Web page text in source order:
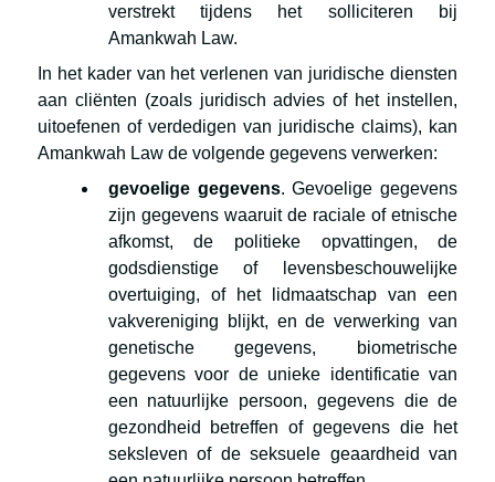
verstrekt tijdens het solliciteren bij
Amankwah Law.
In het kader van het verlenen van juridische diensten
aan cliënten (zoals juridisch advies of het instellen,
uitoefenen of verdedigen van juridische claims), kan
Amankwah Law de volgende gegevens verwerken:
gevoelige gegevens. Gevoelige gegevens
zijn gegevens waaruit de raciale of etnische
afkomst, de politieke opvattingen, de
godsdienstige of levensbeschouwelijke
overtuiging, of het lidmaatschap van een
vakvereniging blijkt, en de verwerking van
genetische gegevens, biometrische
gegevens voor de unieke identificatie van
een natuurlijke persoon, gegevens die de
gezondheid betreffen of gegevens die het
seksleven of de seksuele geaardheid van